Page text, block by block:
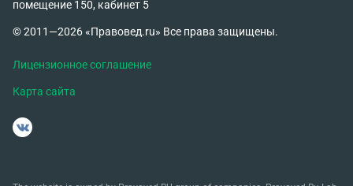
помещение 150, кабинет 5
© 2011—2026 «Правовед.ru» Все права защищены.
Лицензионное соглашение
Карта сайта